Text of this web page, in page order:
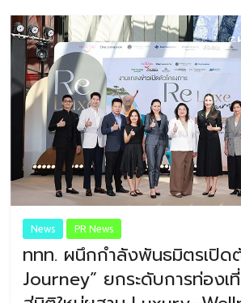
News PR News
ททท. ผนึกกำลังพันธมิตรเปิด
Journey” ยกระดับการท่องเ